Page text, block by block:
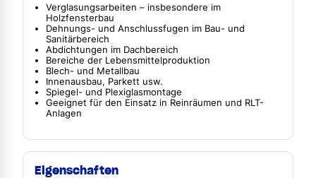
Verglasungsarbeiten – insbesondere im
Holzfensterbau
Dehnungs- und Anschlussfugen im Bau- und
Sanitärbereich
Abdichtungen im Dachbereich
Bereiche der Lebensmittelproduktion
Blech- und Metallbau
Innenausbau, Parkett usw.
Spiegel- und Plexiglasmontage
Geeignet für den Einsatz in Reinräumen und RLT-
Anlagen
Eigenschaften